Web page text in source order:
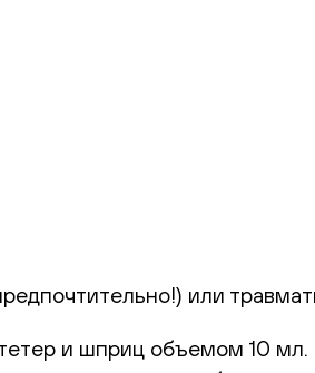
или
и шприц объемом 10